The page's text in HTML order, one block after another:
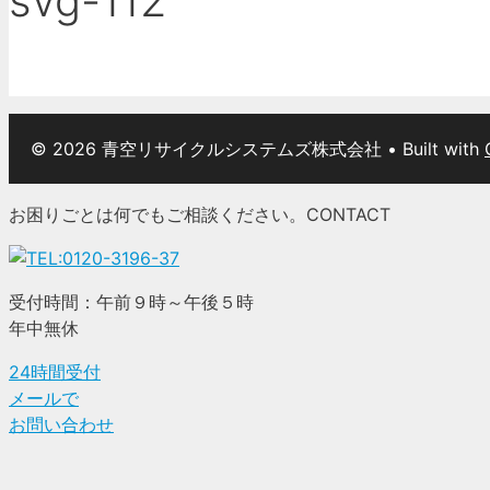
© 2026 青空リサイクルシステムズ株式会社 • Built with
お困りごとは何でもご相談ください。 CONTACT
受付時間：午前９時～午後５時
年中無休
24時間受付
メールで
お問い合わせ